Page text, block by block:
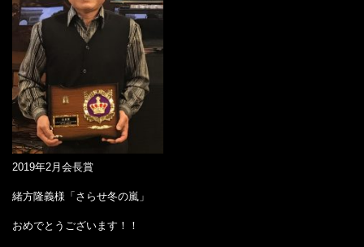
2019年2月会長賞
緒方隆義様「さらせ冬の嵐」
おめでとうございます！！